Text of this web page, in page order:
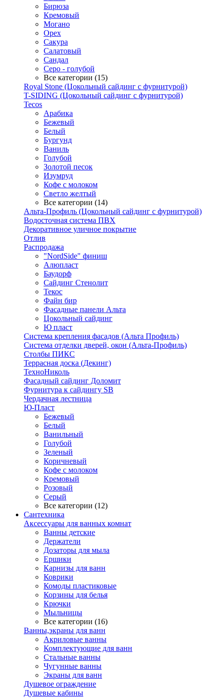
Бирюза
Кремовый
Могано
Орех
Сакура
Салатовый
Сандал
Серо - голубой
Все категории (15)
Royal Stone (Цокольный сайдинг с фурнитурой)
T-SIDING (Цокольный сайдинг с фурнитурой)
Tecos
Арабика
Бежевый
Белый
Бургунд
Ваниль
Голубой
Золотой песок
Изумруд
Кофе с молоком
Светло желтый
Все категории (14)
Альта-Профиль (Цокольный сайдинг с фурнитурой)
Водосточная система ПВХ
Декоративное уличное покрытие
Отлив
Распродажа
"NordSide" финиш
Алюпласт
Баудорф
Сайдинг Стенолит
Текос
Файн бир
Фасадные панели Альта
Цокольный сайдинг
Ю пласт
Система крепления фасадов (Альта Профиль)
Система отделки дверей, окон (Альта-Профиль)
Столбы ПИКС
Террасная доска (Декинг)
ТехноНиколь
Фасадный сайдинг Доломит
Фурнитура к сайдингу SB
Чердачная лестница
Ю-Пласт
Бежевый
Белый
Ванильный
Голубой
Зеленый
Коричневый
Кофе с молоком
Кремовый
Розовый
Серый
Все категории (12)
Сантехника
Аксессуары для ванных комнат
Ванны детские
Держатели
Дозаторы для мыла
Ершики
Карнизы для ванн
Коврики
Комоды пластиковые
Корзины для белья
Крючки
Мыльницы
Все категории (16)
Ванны,экраны для ванн
Акриловые ванны
Комплектующие для ванн
Стальные ванны
Чугунные ванны
Экраны для ванн
Душевое ограждение
Душевые кабины